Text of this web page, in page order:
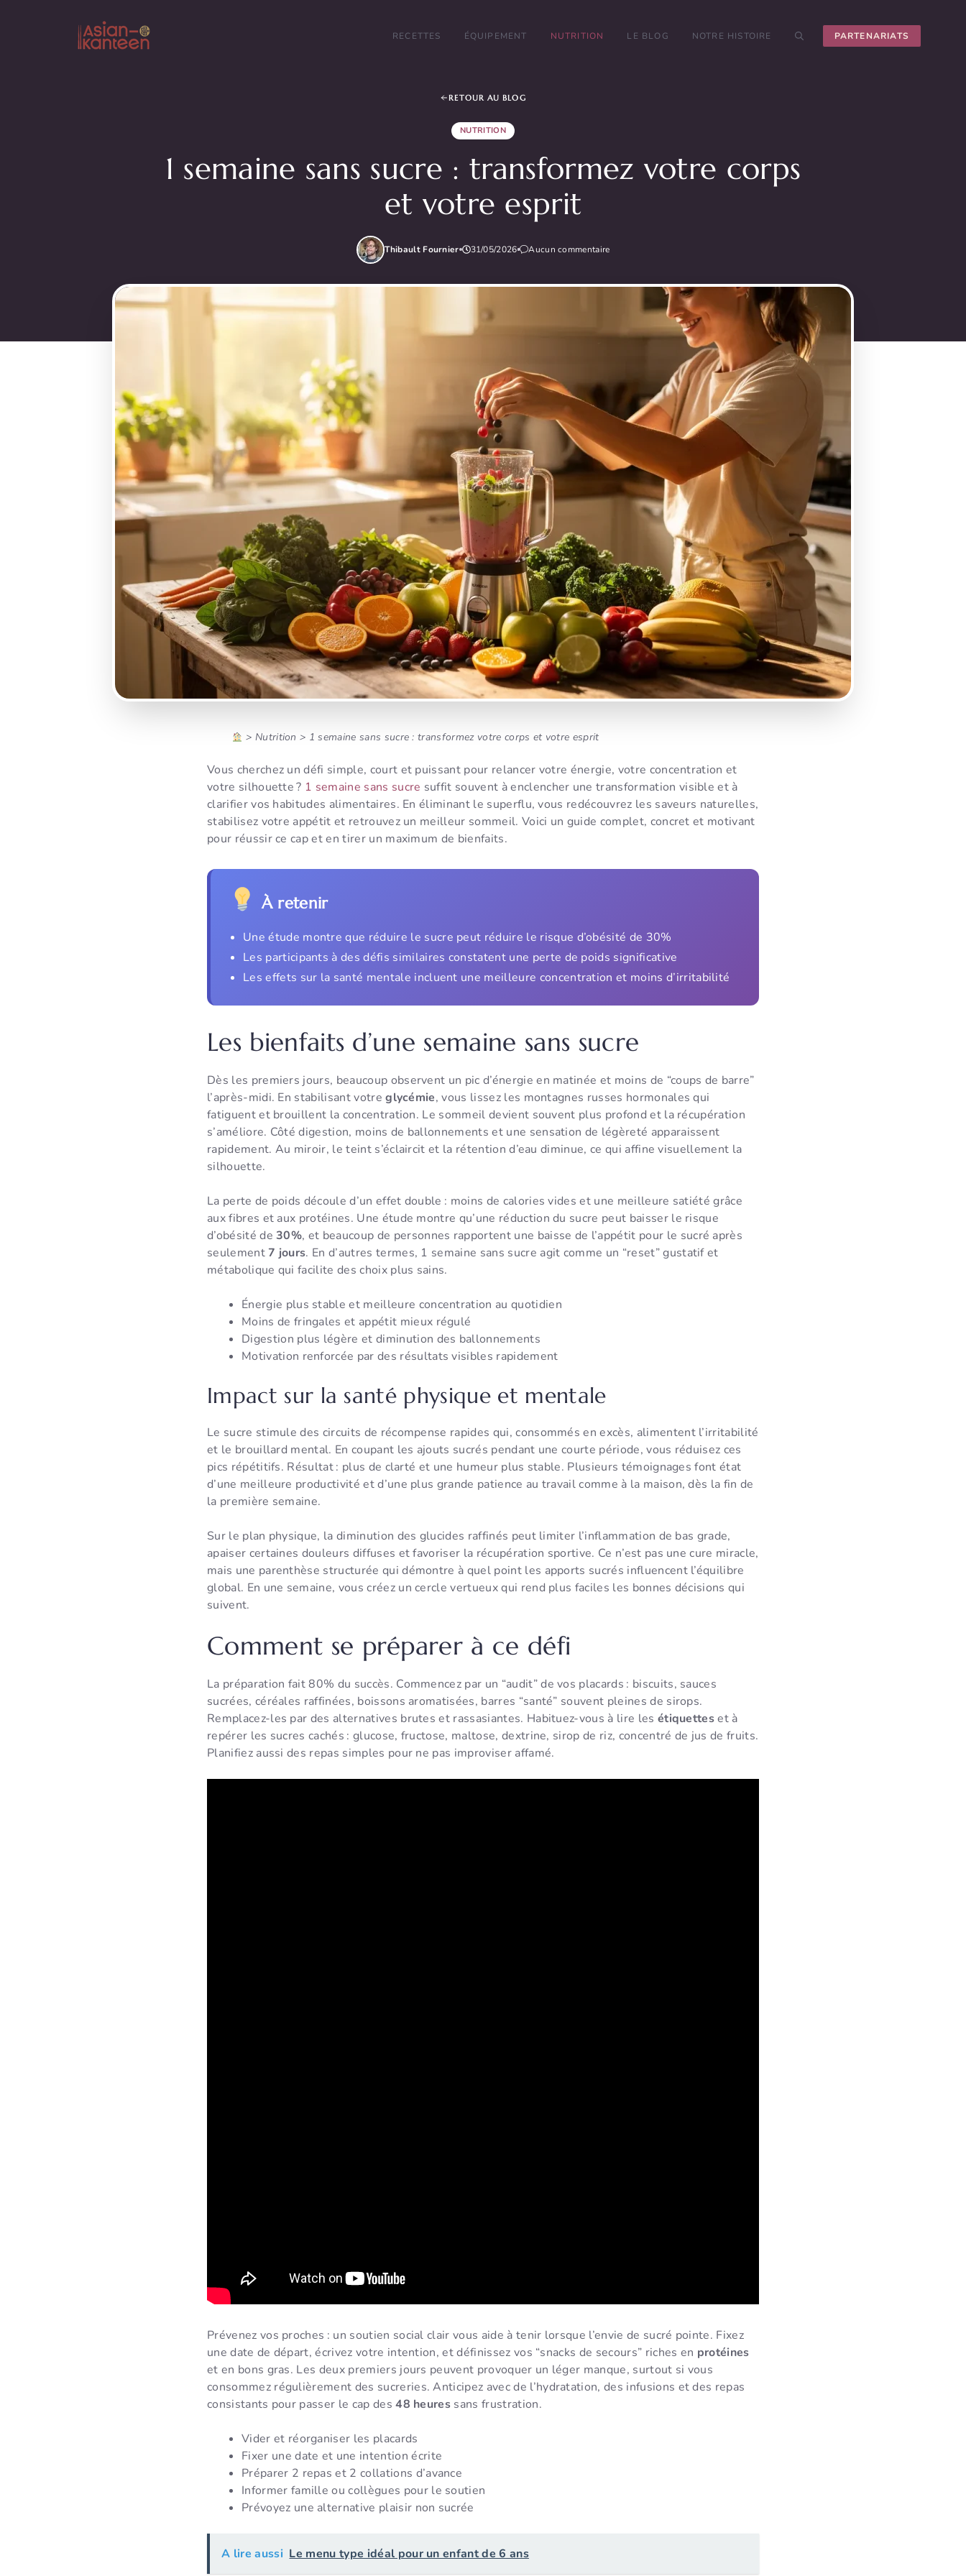
RECETTES ÉQUIPEMENT NUTRITION LE BLOG NOTRE HISTOIRE PARTENARIATS
RETOUR AU BLOG
NUTRITION
1 semaine sans sucre : transformez votre corps
et votre esprit
Thibault Fournier 31/05/2026 Aucun commentaire
> Nutrition > 1 semaine sans sucre : transformez votre corps et votre esprit
Vous cherchez un défi simple, court et puissant pour relancer votre énergie, votre concentration et
votre silhouette ? 1 semaine sans sucre suffit souvent à enclencher une transformation visible et à
clarifier vos habitudes alimentaires. En éliminant le superflu, vous redécouvrez les saveurs naturelles,
stabilisez votre appétit et retrouvez un meilleur sommeil. Voici un guide complet, concret et motivant
pour réussir ce cap et en tirer un maximum de bienfaits.
À retenir
Une étude montre que réduire le sucre peut réduire le risque d’obésité de 30%
Les participants à des défis similaires constatent une perte de poids significative
Les effets sur la santé mentale incluent une meilleure concentration et moins d’irritabilité
Les bienfaits d’une semaine sans sucre
Dès les premiers jours, beaucoup observent un pic d’énergie en matinée et moins de “coups de barre”
l’après-midi. En stabilisant votreglycémie, vous lissez les montagnes russes hormonales qui
fatiguent et brouillent la concentration. Le sommeil devient souvent plus profond et la récupération
s’améliore. Côté digestion, moins de ballonnements et une sensation de légèreté apparaissent
rapidement. Au miroir, le teint s’éclaircit et la rétention d’eau diminue, ce qui affine visuellement la
silhouette.
La perte de poids découle d’un effet double : moins de calories vides et une meilleure satiété grâce
aux fibres et aux protéines. Une étude montre qu’une réduction du sucre peut baisser le risque
d’obésité de30%, et beaucoup de personnes rapportent une baisse de l’appétit pour le sucré après
seulement7 jours. En d’autres termes, 1 semaine sans sucre agit comme un “reset” gustatif et
métabolique qui facilite des choix plus sains.
Énergie plus stable et meilleure concentration au quotidien
Moins de fringales et appétit mieux régulé
Digestion plus légère et diminution des ballonnements
Motivation renforcée par des résultats visibles rapidement
Impact sur la santé physique et mentale
Le sucre stimule des circuits de récompense rapides qui, consommés en excès, alimentent l’irritabilité
et le brouillard mental. En coupant les ajouts sucrés pendant une courte période, vous réduisez ces
pics répétitifs. Résultat : plus de clarté et une humeur plus stable. Plusieurs témoignages font état
d’une meilleure productivité et d’une plus grande patience au travail comme à la maison, dès la fin de
la première semaine.
Sur le plan physique, la diminution des glucides raffinés peut limiter l’inflammation de bas grade,
apaiser certaines douleurs diffuses et favoriser la récupération sportive. Ce n’est pas une cure miracle,
mais une parenthèse structurée qui démontre à quel point les apports sucrés influencent l’équilibre
global. En une semaine, vous créez un cercle vertueux qui rend plus faciles les bonnes décisions qui
suivent.
Comment se préparer à ce défi
La préparation fait 80% du succès. Commencez par un “audit” de vos placards : biscuits, sauces
sucrées, céréales raffinées, boissons aromatisées, barres “santé” souvent pleines de sirops.
Remplacez-les par des alternatives brutes et rassasiantes. Habituez-vous à lire les étiquetteset à
repérer les sucres cachés : glucose, fructose, maltose, dextrine, sirop de riz, concentré de jus de fruits.
Planifiez aussi des repas simples pour ne pas improviser affamé.
Prévenez vos proches : un soutien social clair vous aide à tenir lorsque l’envie de sucré pointe. Fixez
une date de départ, écrivez votre intention, et définissez vos “snacks de secours” riches en protéines
et en bons gras. Les deux premiers jours peuvent provoquer un léger manque, surtout si vous
consommez régulièrement des sucreries. Anticipez avec de l’hydratation, des infusions et des repas
consistants pour passer le cap des48 heures sans frustration.
Vider et réorganiser les placards
Fixer une date et une intention écrite
Préparer 2 repas et 2 collations d’avance
Informer famille ou collègues pour le soutien
Prévoyez une alternative plaisir non sucrée
A lire aussi Le menu type idéal pour un enfant de 6 ans